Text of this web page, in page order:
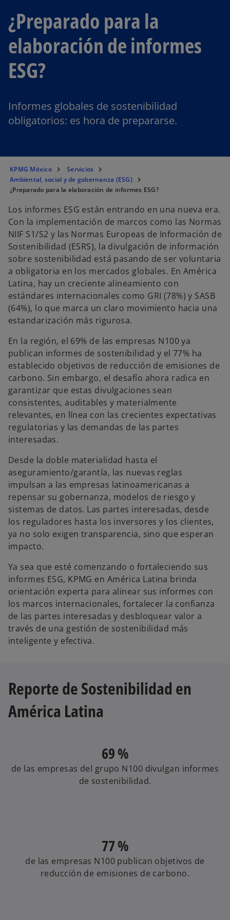
¿Preparado para la
elaboración de informes
ESG?
Informes globales de sostenibilidad
obligatorios: es hora de prepararse.
KPMG México
Servicios
Ambiental, social y de gobernanza (ESG)
¿Preparado para la elaboración de informes ESG?
Los informes ESG están entrando en una nueva era.
Con la implementación de marcos como las Normas
NIIF S1/S2 y las Normas Europeas de Información de
Sostenibilidad (ESRS), la divulgación de información
sobre sostenibilidad está pasando de ser voluntaria
a obligatoria en los mercados globales. En América
Latina, hay un creciente alineamiento con
estándares internacionales como GRI (78%) y SASB
(64%), lo que marca un claro movimiento hacia una
estandarización más rigurosa.
En la región, el 69% de las empresas N100 ya
publican informes de sostenibilidad y el 77% ha
establecido objetivos de reducción de emisiones de
carbono. Sin embargo, el desafío ahora radica en
garantizar que estas divulgaciones sean
consistentes, auditables y materialmente
relevantes, en línea con las crecientes expectativas
regulatorias y las demandas de las partes
interesadas.
Desde la doble materialidad hasta el
aseguramiento/garantía, las nuevas reglas
impulsan a las empresas latinoamericanas a
repensar su gobernanza, modelos de riesgo y
sistemas de datos. Las partes interesadas, desde
los reguladores hasta los inversores y los clientes,
ya no solo exigen transparencia, sino que esperan
impacto.
Ya sea que esté comenzando o fortaleciendo sus
informes ESG, KPMG en América Latina brinda
orientación experta para alinear sus informes con
los marcos internacionales, fortalecer la confianza
de las partes interesadas y desbloquear valor a
través de una gestión de sostenibilidad más
inteligente y efectiva.
Reporte de Sostenibilidad en
América Latina
69 %
de las empresas del grupo N100 divulgan informes
de sostenibilidad.
77 %
de las empresas N100 publican objetivos de
reducción de emisiones de carbono.